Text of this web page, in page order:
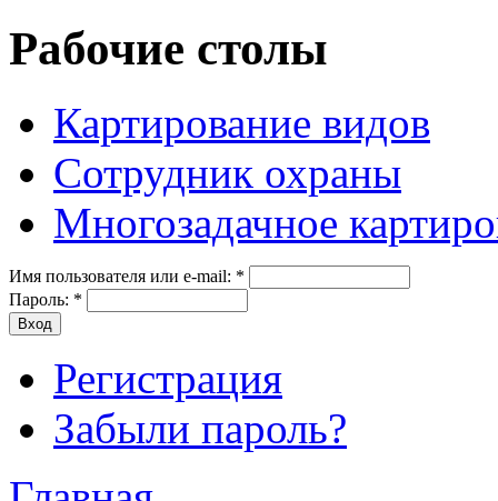
Рабочие столы
Картирование видов
Сотрудник охраны
Многозадачное
Имя пользователя или e-mail: *
Пароль: *
Регистрация
Забыли пароль?